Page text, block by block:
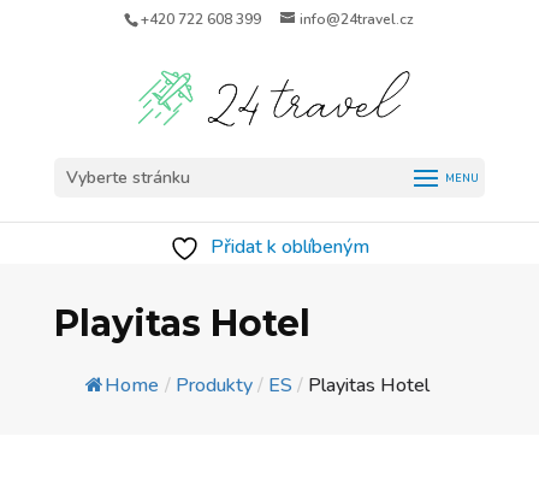
+420 722 608 399 info@24travel.cz
Vyberte stránku
Přidat k oblíbeným
Playitas Hotel
Home / Produkty/ ES / Playitas Hotel